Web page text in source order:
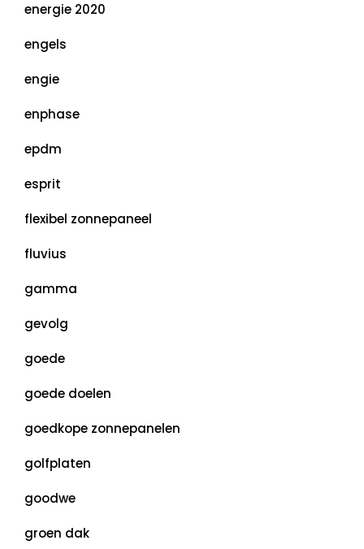
energie 2020
engels
engie
enphase
epdm
esprit
flexibel zonnepaneel
fluvius
gamma
gevolg
goede
goede doelen
goedkope zonnepanelen
golfplaten
goodwe
groen dak